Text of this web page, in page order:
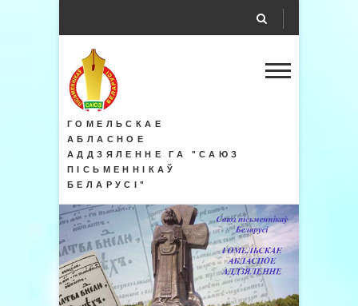
ГОМЕЛЬСКАЕ
АБЛАСНОЕ
АДДЗЯЛЕННЕ ГА "САЮЗ
ПІСЬМЕННІКАЎ
БЕЛАРУСІ"